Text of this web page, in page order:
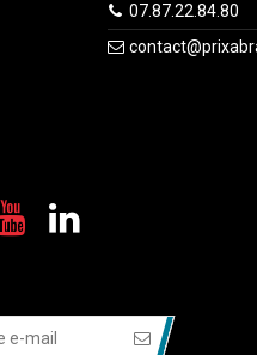
07.87.22.84.80